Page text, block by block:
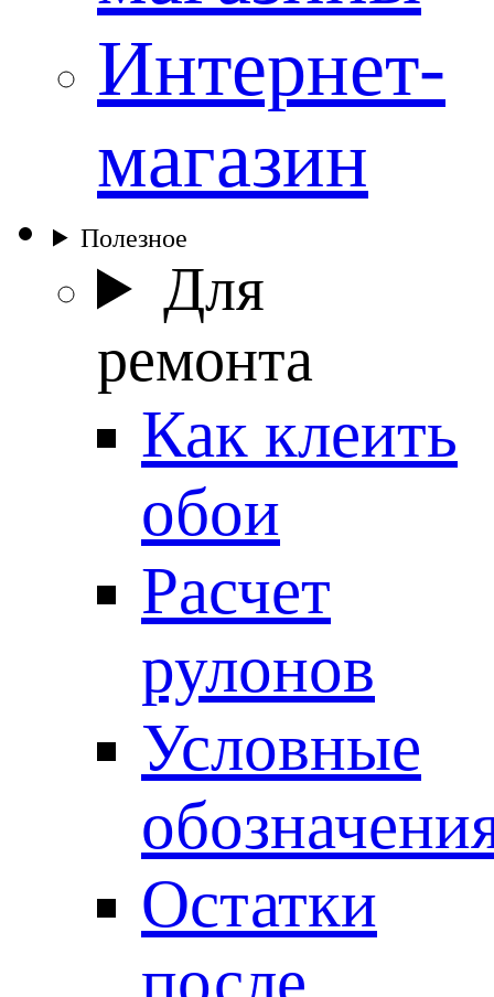
Интернет-
магазин
Полезное
Для
ремонта
Как клеить
обои
Расчет
рулонов
Условные
Остатки
после